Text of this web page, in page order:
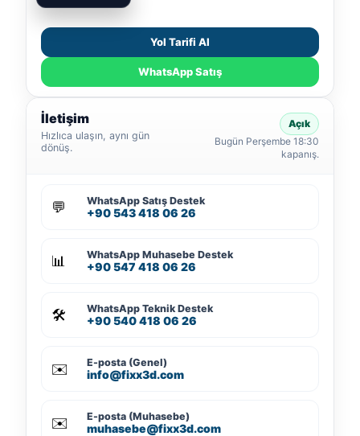
Yol Tarifi Al
WhatsApp Satış
İletişim
Hızlıca ulaşın, aynı gün
dönüş.
Açık
Bugün Perşembe 18:30
kapanış.
💬 WhatsApp Satış Destek
+90 543 418 06 26
📊 WhatsApp Muhasebe Destek
+90 547 418 06 26
🛠️ WhatsApp Teknik Destek
+90 540 418 06 26
✉️ E-posta (Genel)
info@fixx3d.com
✉️ E-posta (Muhasebe)
muhasebe@fixx3d.com